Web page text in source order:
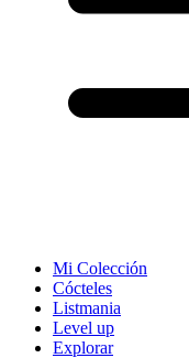
Mi Colección
Cócteles
Listmania
Level up
Explorar